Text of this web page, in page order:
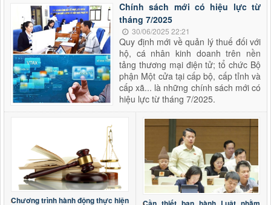
Chính sách mới có hiệu lực từ
tháng 7/2025
30/06/2025 22:21
Quy định mới về quản lý thuế đối với
hộ, cá nhân kinh doanh trên nền
tảng thương mại điện tử; tổ chức Bộ
phận Một cửa tại cấp bộ, cấp tỉnh và
cấp xã... là những chính sách mới có
hiệu lực từ tháng 7/2025.
Chương trình hành động thực hiện